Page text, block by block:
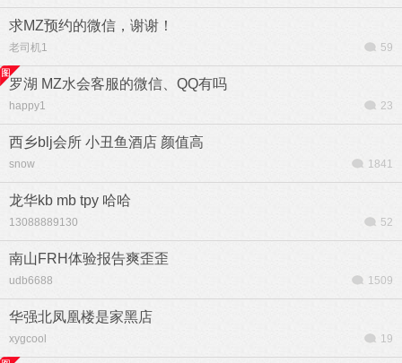
求MZ预约的微信，谢谢！
老司机1 59
罗湖 MZ水会客服的微信、QQ有吗
happy1 23
西乡blj会所 小丑鱼酒店 颜值高
snow 1841
龙华kb mb tpy 哈哈
13088889130 52
南山FRH体验报告爽歪歪
udb6688 1509
华强北凤凰楼是家黑店
xygcool 19